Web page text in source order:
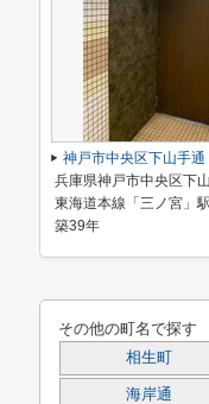
兵庫県神戸市中央区下
東海道本線「三ノ宮」
築39年
その他の町名で探す
相生町
海岸通